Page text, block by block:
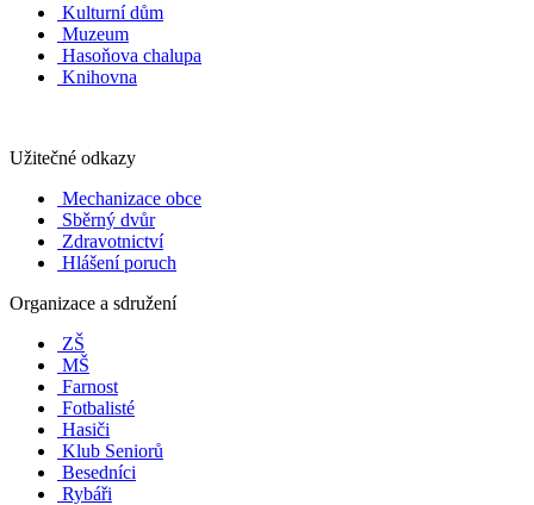
Kulturní dům
Muzeum
Hasoňova chalupa
Knihovna
Užitečné odkazy
Mechanizace obce
Sběrný dvůr
Zdravotnictví
Hlášení poruch
Organizace a sdružení
ZŠ
MŠ
Farnost
Fotbalisté
Hasiči
Klub Seniorů
Besedníci
Rybáři